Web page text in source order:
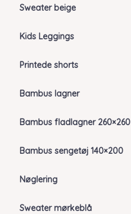
Sweater beige
Kids Leggings
Printede shorts
Bambus lagner
Bambus fladlagner 260×260
Bambus sengetøj 140×200
Nøglering
Sweater mørkeblå